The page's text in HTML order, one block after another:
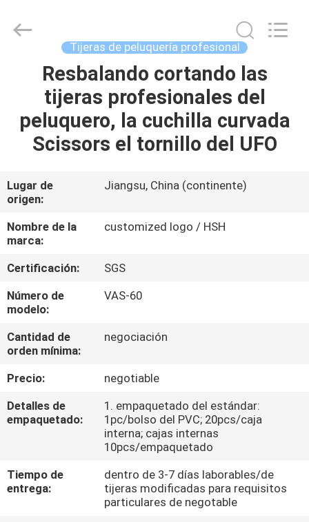
HOGAR
PRODUCTOS
NOSOTROS
VIAJE
DE
LA
FÁBRICA
CONTROL
CALIDAD
ÉNTRENOS
CONTACTO
Jincheng
Scissors
Tijeras de peluquería profesional
Resbalando cortando las
tijeras profesionales del
peluquero, la cuchilla curvada
Scissors el tornillo del UFO
Lugar de
origen:
Jiangsu, China (continente)
Nombre de la
marca:
customized logo / HSH
Certificación:
SGS
Número de
modelo:
VAS-60
Cantidad de
orden mínima:
negociación
Precio:
negotiable
Detalles de
empaquetado:
1. empaquetado del estándar:
1pc/bolso del PVC; 20pcs/caja
interna; cajas internas
10pcs/empaquetado
Tiempo de
entrega:
dentro de 3-7 días laborables/de
tijeras modificadas para requisitos
particulares de negotable